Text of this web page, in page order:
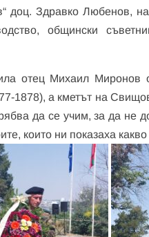
доц. Здравко Любенов,
общински
отец Михаил Миронов
1878), а кметът на
да се учим, за да не
които ни показаха